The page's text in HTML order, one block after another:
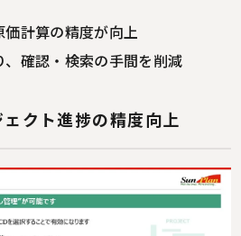
計算の精度が向上
確認・検索の手間を削減
クト進捗の精度向上